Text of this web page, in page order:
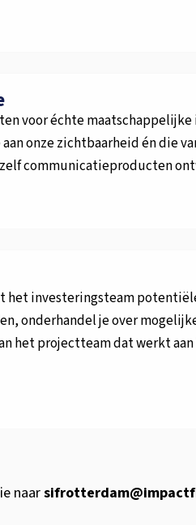
voor échte maatschappelijke
onze zichtbaarheid én die
communicatieproducten
het investeringsteam
onderhandel je over
het projectteam dat werkt
naar